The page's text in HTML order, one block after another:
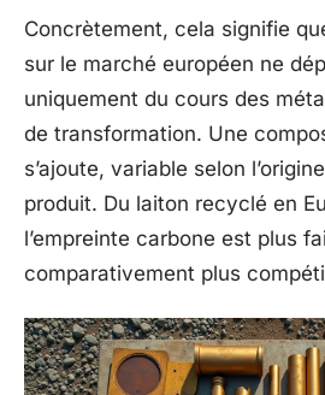
Concrètement, cela signifie
sur le marché européen ne
uniquement du cours des
de transformation. Une
s’ajoute, variable selon
produit. Du laiton recyclé en
l’empreinte carbone est plus
comparativement plus